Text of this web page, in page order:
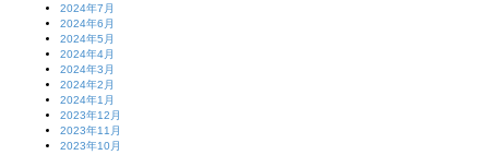
2024年7月
2024年6月
2024年5月
2024年4月
2024年3月
2024年2月
2024年1月
2023年12月
2023年11月
2023年10月